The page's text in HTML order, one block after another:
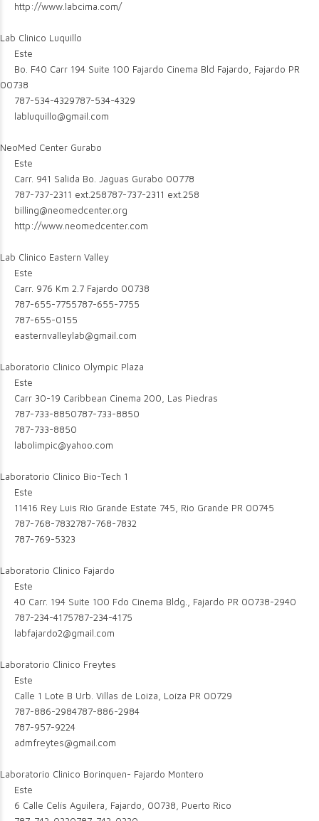
http://www.labcima.com/
Lab Clinico Luquillo
Este
Bo. F40 Carr 194 Suite 100 Fajardo Cinema Bld Fajardo, Fajardo PR
00738
787-534-4329787-534-4329
labluquillo@gmail.com
NeoMed Center Gurabo
Este
Carr. 941 Salida Bo. Jaguas Gurabo 00778
787-737-2311 ext.258787-737-2311 ext.258
billing@neomedcenter.org
http://www.neomedcenter.com
Lab Clinico Eastern Valley
Este
Carr. 976 Km 2.7 Fajardo 00738
787-655-7755787-655-7755
787-655-0155
easternvalleylab@gmail.com
Laboratorio Clinico Olympic Plaza
Este
Carr 30-19 Caribbean Cinema 200, Las Piedras
787-733-8850787-733-8850
787-733-8850
labolimpic@yahoo.com
Laboratorio Clinico Bio-Tech 1
Este
11416 Rey Luis Rio Grande Estate 745, Rio Grande PR 00745
787-768-7832787-768-7832
787-769-5323
Laboratorio Clinico Fajardo
Este
40 Carr. 194 Suite 100 Fdo Cinema Bldg., Fajardo PR 00738-2940
787-234-4175787-234-4175
labfajardo2@gmail.com
Laboratorio Clinico Freytes
Este
Calle 1 Lote B Urb. Villas de Loiza, Loíza PR 00729
787-886-2984787-886-2984
787-957-9224
admfreytes@gmail.com
Laboratorio Clinico Borinquen- Fajardo Montero
Este
6 Calle Celís Aguilera, Fajardo, 00738, Puerto Rico